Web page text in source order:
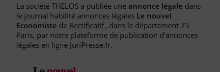
Départements pour la Publication d'Annonces Légales
Liste des Greffes
Liste des CCI
La société THELOS a publiée une annonce légale dans
le journal habilité annonces légales Le nouvel
Economiste de Rectificatif, dans le département 75 -
Paris, par notre plateforme de publication d'annonces
légales en ligne JuriPresse.fr.